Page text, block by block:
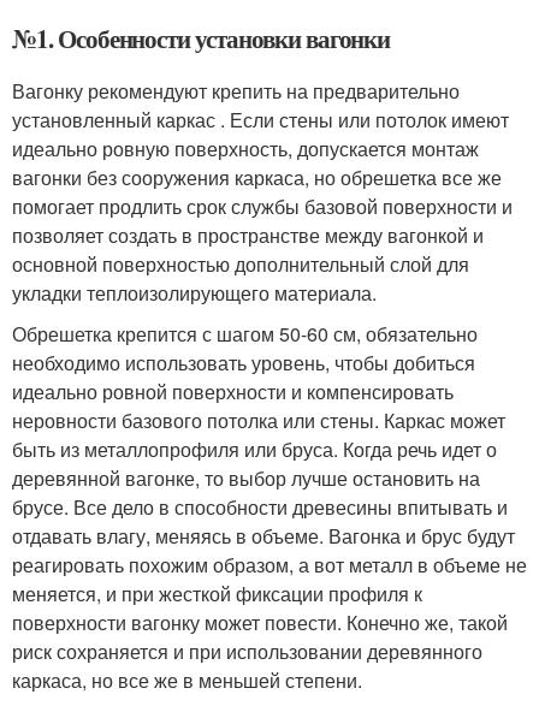
№1. Особенности установки вагонки
Вагонку рекомендуют крепить на предварительно
установленный каркас . Если стены или потолок имеют
идеально ровную поверхность, допускается монтаж
вагонки без сооружения каркаса, но обрешетка все же
помогает продлить срок службы базовой поверхности и
позволяет создать в пространстве между вагонкой и
основной поверхностью дополнительный слой для
укладки теплоизолирующего материала.
Обрешетка крепится с шагом 50-60 см, обязательно
необходимо использовать уровень, чтобы добиться
идеально ровной поверхности и компенсировать
неровности базового потолка или стены. Каркас может
быть из металлопрофиля или бруса. Когда речь идет о
деревянной вагонке, то выбор лучше остановить на
брусе. Все дело в способности древесины впитывать и
отдавать влагу, меняясь в объеме. Вагонка и брус будут
реагировать похожим образом, а вот металл в объеме не
меняется, и при жесткой фиксации профиля к
поверхности вагонку может повести. Конечно же, такой
риск сохраняется и при использовании деревянного
каркаса, но все же в меньшей степени.